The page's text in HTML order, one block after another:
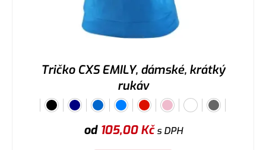
Tričko CXS EMILY, dámské, krátký
rukáv
od 105,00Kčs DPH